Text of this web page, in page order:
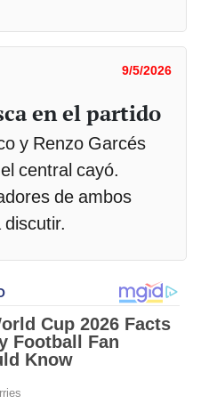
9/5/2026
en el partido
y Renzo Garcés
central cayó.
de ambos